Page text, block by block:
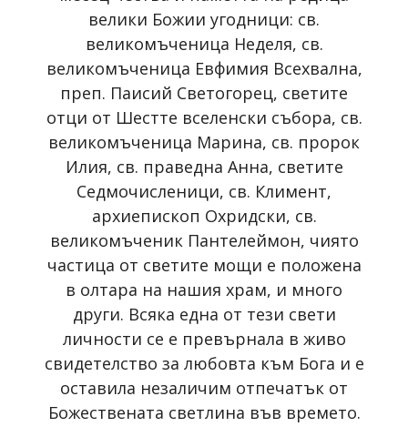
велики Божии угодници: св.
великомъченица Неделя, св.
великомъченица Евфимия Всехвална,
преп. Паисий Светогорец, светите
отци от Шестте вселенски събора, св.
великомъченица Марина, св. пророк
Илия, св. праведна Анна, светите
Седмочисленици, св. Климент,
архиепископ Охридски, св.
великомъченик Пантелеймон, чиято
частица от светите мощи е положена
в олтара на нашия храм, и много
други. Всяка една от тези свети
личности се е превърнала в живо
свидетелство за любовта към Бога и е
оставила незаличим отпечатък от
Божествената светлина във времето.